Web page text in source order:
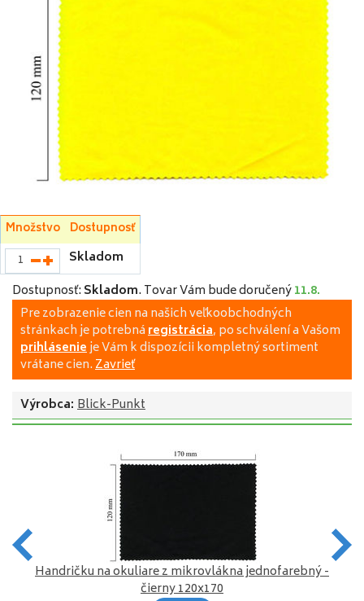
Množstvo Dostupnosť
Skladom
Dostupnosť: Skladom. Tovar Vám bude doručený11.8.
Pre zobrazenie cien na našich veľkoobchodných
stránkach je potrebnáregistrácia, po schválení a Vašom
prihlásenieje Vám k dispozícii kompletný sortiment
vrátane cien.Zavrieť
Výrobca: Blick-Punkt
Handričku na okuliare z mikrovlákna jednofarebný -
čierny 120x170